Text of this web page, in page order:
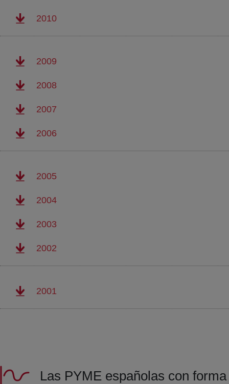
2010(abre en nueva ventana)
2009
2008
2007
2006
2005
2004(abre en nueva ventana)
2003
2002
2001
Las PYME españolas con forma